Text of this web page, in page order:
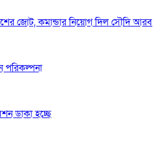
জোট, কমান্ডার নিয়োগ দিল সৌদি আরব
পরিকল্পনা
ডাকা হচ্ছে